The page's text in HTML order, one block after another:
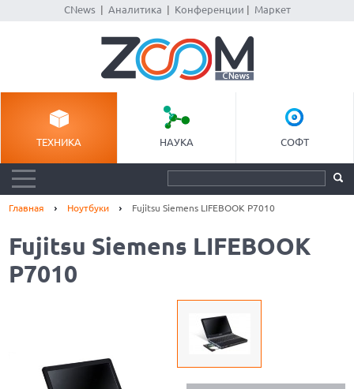
CNews| Аналитика Конференции Маркет
ТЕХНИКА НАУКА СОФТ
Главная Ноутбуки Fujitsu Siemens LIFEBOOK P7010
Fujitsu Siemens LIFEBOOK
P7010